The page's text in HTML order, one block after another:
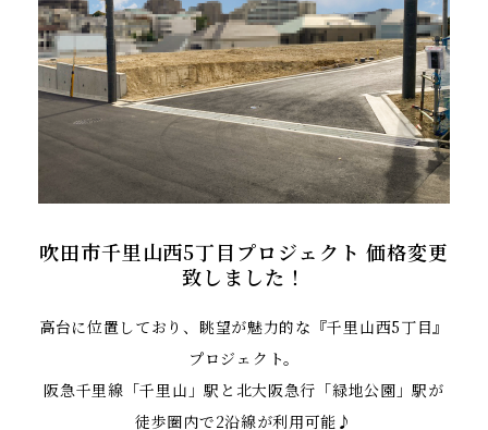
吹田市千里山西5丁目プロジェクト 価格変更
致しました！
高台に位置しており、眺望が魅力的な『千里山西5丁目』
プロジェクト。
阪急千里線「千里山」駅と北大阪急行「緑地公園」駅が
徒歩圏内で2沿線が利用可能♪